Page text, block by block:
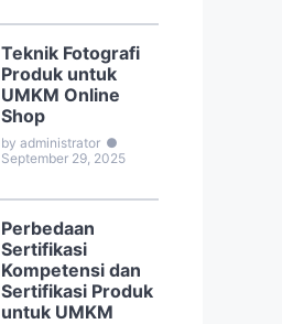
Teknik Fotografi
Produk untuk
UMKM Online
Shop
by administrator ●
September 29, 2025
Perbedaan
Sertifikasi
Kompetensi dan
Sertifikasi Produk
untuk UMKM